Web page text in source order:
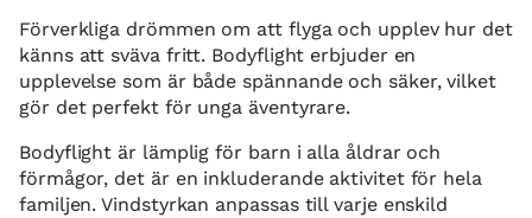
Förverkliga drömmen om att flyga och upplev hur det
känns att sväva fritt. Bodyflight erbjuder en
upplevelse som är både spännande och säker, vilket
gör det perfekt för unga äventyrare.
Bodyflight är lämplig för barn i alla åldrar och
förmågor, det är en inkluderande aktivitet för hela
familjen. Vindstyrkan anpassas till varje enskild